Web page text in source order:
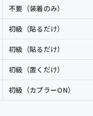
不要（装着のみ）
初級（貼るだけ）
初級（貼るだけ）
初級（置くだけ）
初級（カプラーON）